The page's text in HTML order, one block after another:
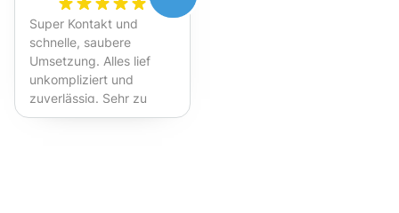
Super Kontakt und
schnelle, saubere
Umsetzung. Alles lief
unkompliziert und
zuverlässig. Sehr zu
empfehlen!